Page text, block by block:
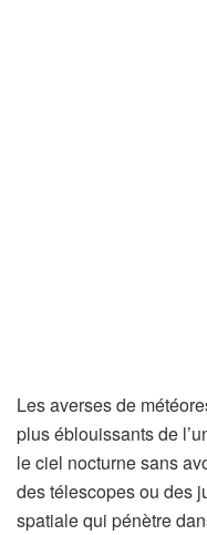
Les averses de
plus éblouissants de
le ciel nocturne sans
des télescopes ou des
spatiale qui pénètre